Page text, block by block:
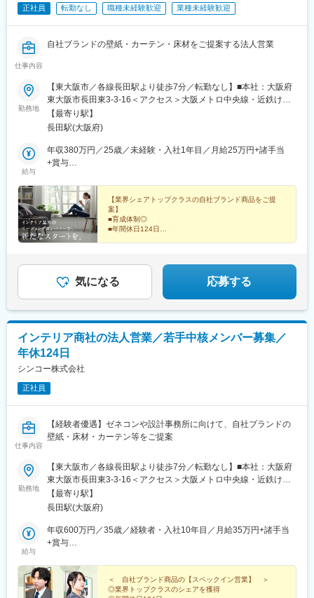
正社員 転勤なし 職種未経験歓迎 業種未経験歓迎
仕事内容
自社ブランドの壁紙・カーテン・床材をご提案する法人営業
勤務地
【東大阪市／各線長田駅より徒歩7分／転勤なし】■本社：大阪府
東大阪市長田東3-3-16＜アクセス＞大阪メトロ中央線・近鉄けい
はんな線「長田駅」より徒歩7分■姫路支店：兵庫県姫路市南条1-
138＜アクセス＞バス停「三条町」より徒歩1分バス停「姫路市役
セス＞バス停「栗東農協」より徒歩2分JR草津線「手原駅」より
徒歩8分■但馬支店：兵庫県養父市八鹿町1826-2＜アクセス＞バス
★UIターン歓迎★直行直帰OK★受動喫煙対策：屋内全面禁煙
【最寄り駅】
長田駅(大阪府)
給与
年収380万円／25歳／未経験・入社1年目／月給25万円+諸手当
+賞与
+賞与
【業界シェアトップクラスの自社ブランド商品をご提
案】
■育成体制◎
■年間休日124日
お客様と長く関係を築きながら、
空間づくりを支える法人営業です。
気になる 応募する
インテリア商社の法人営業／若手中核メンバー募集／
年休124日
シンコー株式会社
正社員
仕事内容
【経験者優遇】ゼネコンや設計事務所に向けて、自社ブランドの
壁紙・床材・カーテン等をご提案
勤務地
【東大阪市／各線長田駅より徒歩7分／転勤なし】■本社：大阪府
東大阪市長田東3-3-16＜アクセス＞大阪メトロ中央線・近鉄けい
はんな線「長田駅」より徒歩7分★UIターン歓迎・勤務地は関西エ
リア限定★直行直帰OK★受動喫煙対策：屋内全面禁煙
【最寄り駅】
長田駅(大阪府)
給与
年収600万円／35歳／経験者・入社10年目／月給35万円+諸手当
+賞与
+賞与
＜ 自社ブランド商品の【スペックイン営業】 ＞
◎業界トップクラスのシェアを獲得